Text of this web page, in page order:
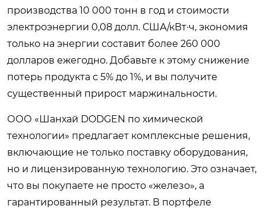
производства 10 000 тонн в год и стоимости
электроэнергии 0,08 долл. США/кВт·ч, экономия
только на энергии составит более 260 000
долларов ежегодно. Добавьте к этому снижение
потерь продукта с 5% до 1%, и вы получите
существенный прирост маржинальности.
ООО «Шанхай DODGEN по химической
технологии» предлагает комплексные решения,
включающие не только поставку оборудования,
но и лицензированную технологию. Это означает,
что вы покупаете не просто «железо», а
гарантированный результат. В портфеле